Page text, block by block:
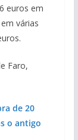
euros em
várias
Faro,
de 20
o antigo